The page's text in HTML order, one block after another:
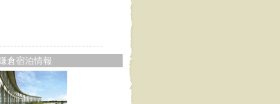
倉宿泊情報